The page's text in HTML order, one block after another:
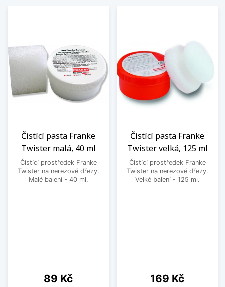
Čistící pasta Franke
Twister malá, 40 ml
Čistící prostředek Franke
Twister na nerezové dřezy.
Malé balení - 40 ml.
Cena
89 Kč
Čistící pasta Franke
Twister velká, 125 ml
Čistící prostředek Franke
Twister na nerezové dřezy.
Velké balení - 125 ml.
Cena
169 Kč